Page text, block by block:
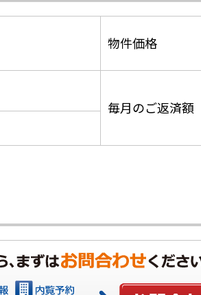
物件価格
毎月のご返済額